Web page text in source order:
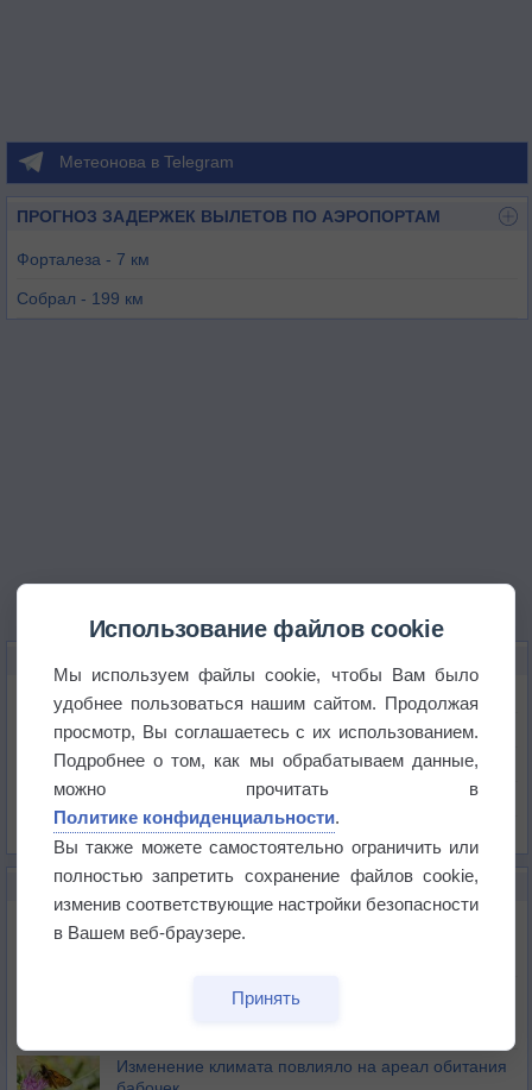
Метеонова в Telegram
ПРОГНОЗ ЗАДЕРЖЕК ВЫЛЕТОВ ПО АЭРОПОРТАМ
Форталеза - 7 км
Собрал - 199 км
Температура
Давление
Осадки
Облачность
Список всех карт
НОВОЕ О ПОГОДЕ
Атмосфера начала замерзать
В Приморье обнаружены морские волны тепла
Изменение климата повлияло на ареал обитания
Использование файлов cookie
Мы используем файлы cookie, чтобы Вам было
удобнее пользоваться нашим сайтом. Продолжая
просмотр, Вы соглашаетесь с их использованием.
Подробнее о том, как мы обрабатываем данные,
можно прочитать в
Политике конфиденциальности.
Вы также можете самостоятельно ограничить или
полностью запретить сохранение файлов cookie,
изменив соответствующие настройки безопасности
в Вашем веб-браузере.
Принять